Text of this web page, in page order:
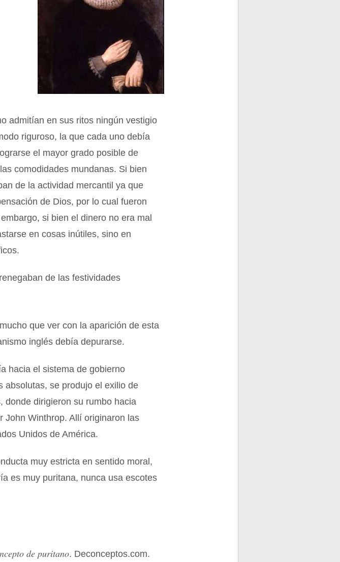
admitían en sus ritos ningún vestigio
riguroso, la que cada uno debía
el mayor grado posible de
comodidades mundanas. Si bien
de la actividad mercantil ya que
de Dios, por lo cual fueron
si bien el dinero no era mal
en cosas inútiles, sino en
de las festividades
que ver con la aparición de esta
inglés debía depurarse.
hacia el sistema de gobierno
absolutas, se produjo el exilio de
donde dirigieron su rumbo hacia
John Winthrop. Allí originaron las
Unidos de América.
muy estricta en sentido moral,
es muy puritana, nunca usa escotes
de puritano. Deconceptos.com.